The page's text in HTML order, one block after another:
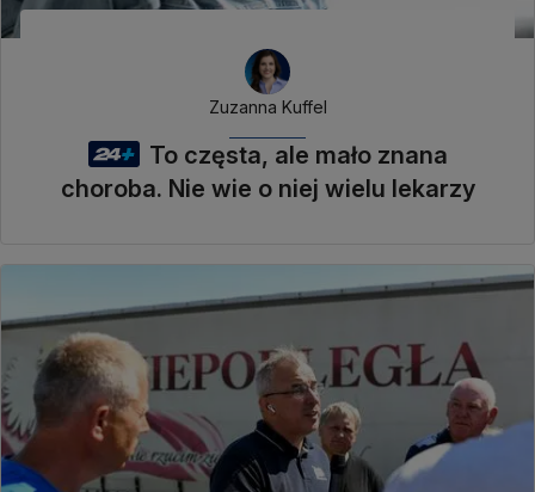
Zuzanna Kuffel
To częsta, ale mało znana
choroba. Nie wie o niej wielu lekarzy